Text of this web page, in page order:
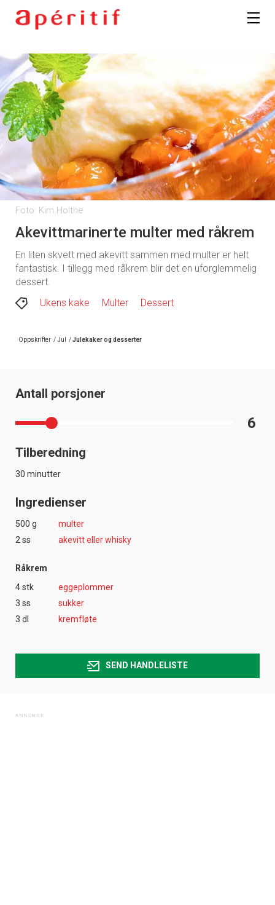
Foto: Kim Holthe
Akevittmarinerte multer med råkrem
En liten skvett med akevitt sammen med multer er helt
fantastisk. I tillegg med råkrem blir det en uforglemmelig
dessert.
Ukens kake
Multer Dessert
Oppskrifter /Jul /Julekaker og desserter
Antall porsjoner
6
Tilberedning
30 minutter
Ingredienser
500 g
multer
2 ss
akevitt eller whisky
Råkrem
4 stk
eggeplommer
3 ss
sukker
3 dl
kremfløte
SEND HANDLELISTE